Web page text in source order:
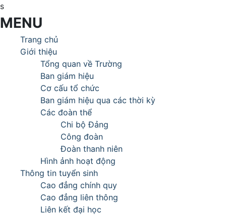
s
MENU
Trang chủ
Giới thiệu
Tổng quan về Trường
Ban giám hiệu
Cơ cấu tổ chức
Ban giám hiệu qua các thời kỳ
Các đoàn thể
Chi bộ Đảng
Công đoàn
Đoàn thanh niên
Hình ảnh hoạt động
Thông tin tuyển sinh
Cao đẳng chính quy
Cao đẳng liên thông
Liên kết đại học